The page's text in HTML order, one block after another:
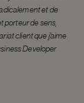
et de
porteur de sens,
client que j’aime
Developer